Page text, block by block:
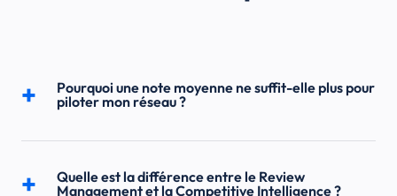
Pourquoi une note moyenne ne suffit-elle plus pour
piloter mon réseau ?
Quelle est la différence entre le Review
Management et la Competitive Intelligence ?